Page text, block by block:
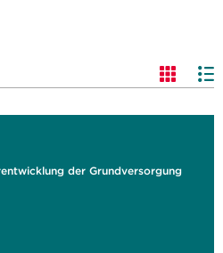
der Grundversorgung